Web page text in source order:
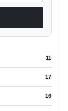
11
17
16